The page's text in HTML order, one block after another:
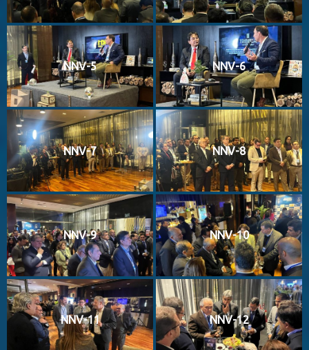
NNV-5 NNV-6
NNV-7 NNV-8
NNV-9 NNV-10
NNV-11 NNV-12